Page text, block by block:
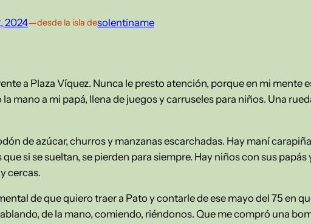
2024—desde la isla desolentiname
a Plaza Víquez. Nunca le presto atención, porque en mi mente
mano a mi papá, llena de juegos y carruseles para niños. Una
de azúcar, churros y manzanas escarchadas. Hay maní
si se sueltan, se pierden para siempre. Hay niños con sus papás
cercas.
de que quiero traer a Pato y contarle de ese mayo del 75 en
de la mano, comiendo, riéndonos. Que me compró una